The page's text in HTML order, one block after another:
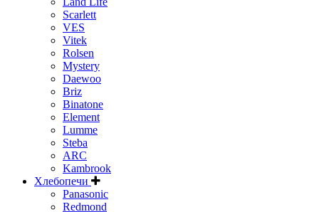
Scarlett
VES
Vitek
Rolsen
Mystery
Daewoo
Briz
Binatone
Element
Lumme
Steba
ARC
Kambrook
Хлебопечи
Panasonic
Redmond